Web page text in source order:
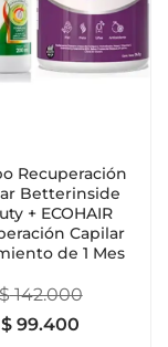
Recuperación
Betterinside
+ ECOHAIR
Capilar
de 1 Mes
142.000
$ 99.400